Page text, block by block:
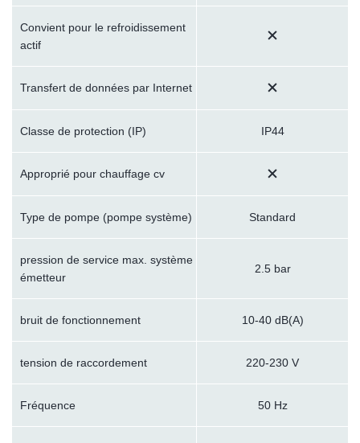
Convient pour le refroidissement
actif
Transfert de données par Internet
Classe de protection (IP) IP44
Approprié pour chauffage cv
Type de pompe (pompe système) Standard
pression de service max. système
émetteur
2.5 bar
bruit de fonctionnement 10-40 dB(A)
tension de raccordement 220-230 V
Fréquence 50 Hz